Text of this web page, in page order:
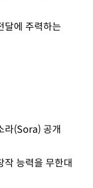
달에 주력하는
라(Sora) 공개
작 능력을 무한대